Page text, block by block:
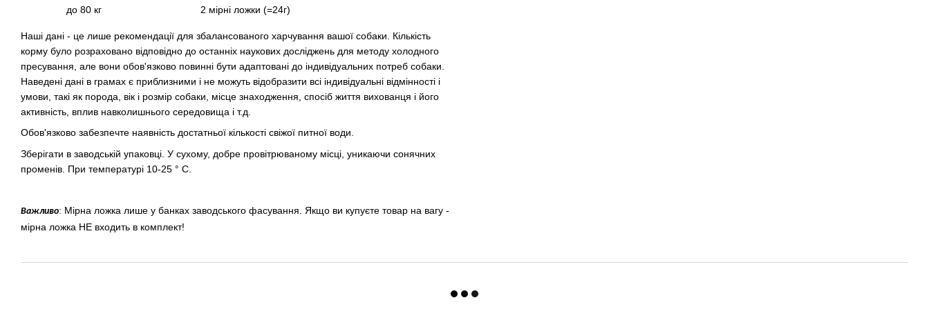
до 80 кг 2 мірні ложки (=24г)
Наші дані - це лише рекомендації для збалансованого харчування вашої собаки. Кількість
корму було розраховано відповідно до останніх наукових досліджень для методу холодного
пресування, але вони обов'язково повинні бути адаптовані до індивідуальних потреб собаки.
Наведені дані в грамах є приблизними і не можуть відобразити всі індивідуальні відмінності і
умови, такі як порода, вік і розмір собаки, місце знаходження, спосіб життя вихованця і його
активність, вплив навколишнього середовища і т.д.
Обов'язково забезпечте наявність достатньої кількості свіжої питної води.
Зберігати в заводській упаковці. У сухому, добре провітрюваному місці, уникаючи сонячних
променів. При температурі 10-25 ° С.
Важливо: Мірна ложка лише у банках заводського фасування. Якщо ви купуєте товар на вагу -
мірна ложка НЕ входить в комплект!